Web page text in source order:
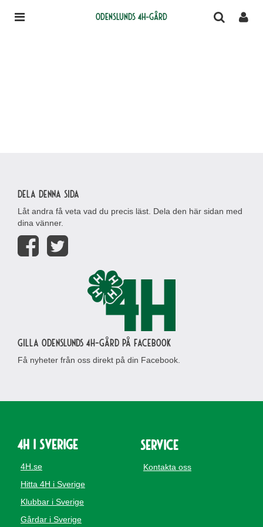
Odenslunds 4H-gård
Dela denna sida
Låt andra få veta vad du precis läst. Dela den här sidan med
dina vänner.
Gilla Odenslunds 4H-gård på Facebook
Få nyheter från oss direkt på din Facebook.
4H i Sverige
4H.se
Hitta 4H i Sverige
Klubbar i Sverige
Gårdar i Sverige
Service
Kontakta oss